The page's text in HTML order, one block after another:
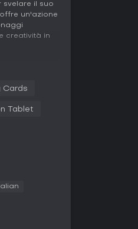
il suo
un'azione
creatività in
Le combo si
schivando
come
I livelli
mentre i boss
Climax
Cards
Tablet